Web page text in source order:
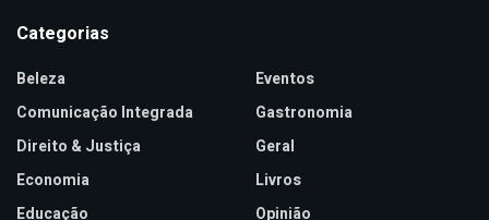
Categorias
Beleza
Comunicação Integrada
Direito & Justiça
Economia
Educação
Eventos
Gastronomia
Geral
Livros
Opinião